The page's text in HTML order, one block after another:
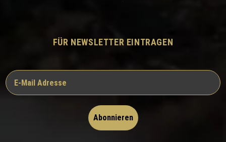
FÜR NEWSLETTER EINTRAGEN
Abonnieren